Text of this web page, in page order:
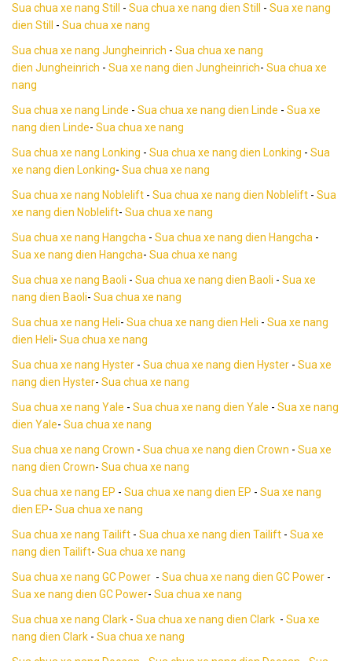
Sua chua xe nang Still - Sua chua xe nang dien Still - Sua xe nang
dien Still
- Sua chua xe nang
Sua chua xe nang Jungheinrich - Sua chua xe nang
dien Jungheinrich - Sua xe nang dien Jungheinrich- Sua chua xe
nang
Sua chua xe nang Linde - Sua chua xe nang dien Linde - Sua xe
nang dien Linde- Sua chua xe nang
Sua chua xe nang Lonking - Sua chua xe nang dien Lonking - Sua
xe nang dien Lonking- Sua chua xe nang
Sua chua xe nang Noblelift - Sua chua xe nang dien Noblelift - Sua
xe nang dien Noblelift- Sua chua xe nang
Sua chua xe nang Hangcha - Sua chua xe nang dien Hangcha -
Sua xe nang dien Hangcha- Sua chua xe nang
Sua chua xe nang Baoli - Sua chua xe nang dien Baoli - Sua xe
nang dien Baoli- Sua chua xe nang
Sua chua xe nang Heli- Sua chua xe nang dien Heli - Sua xe nang
dien Heli- Sua chua xe nang
Sua chua xe nang Hyster - Sua chua xe nang dien Hyster - Sua xe
nang dien Hyster- Sua chua xe nang
Sua chua xe nang Yale - Sua chua xe nang dien Yale - Sua xe nang
dien Yale- Sua chua xe nang
Sua chua xe nang Crown - Sua chua xe nang dien Crown - Sua xe
nang dien Crown- Sua chua xe nang
Sua chua xe nang EP - Sua chua xe nang dien EP - Sua xe nang
dien EP- Sua chua xe nang
Sua chua xe nang Tailift - Sua chua xe nang dien Tailift - Sua xe
nang dien Tailift- Sua chua xe nang
Sua chua xe nang GC Power - Sua chua xe nang dien GC Power -
Sua xe nang dien GC Power- Sua chua xe nang
Sua chua xe nang Clark - Sua chua xe nang dien Clark - Sua xe
nang dien Clark - Sua chua xe nang